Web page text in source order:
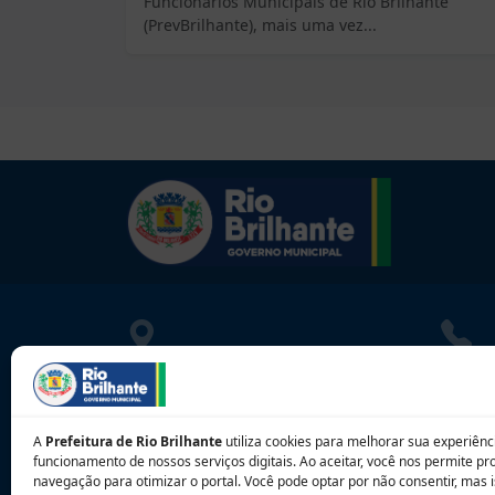
A Prefeitura de Rio Brilhante utiliza cookies para melhorar sua
funcionamento de nossos serviços digitais. Ao aceitar, você nos permite
navegação para otimizar o portal. Você pode optar por não consentir, mas
(PrevBrilhante), mais uma vez...
LOCALIZAÇÃO
Rua Athayde Nogueira, 1033
Centro - Rio Brilhante - MS
CEP: 79.130-000